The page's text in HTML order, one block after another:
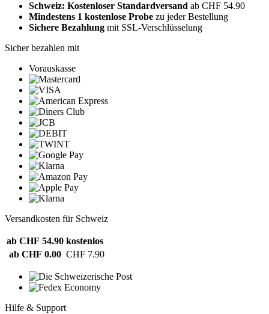
Schweiz: Kostenloser Standardversand ab CHF 54.90
Mindestens 1 kostenlose Probe zu jeder Bestellung
Sichere Bezahlung mit SSL-Verschlüsselung
Sicher bezahlen mit
Vorauskasse
Versandkosten für Schweiz
ab CHF 54.90 kostenlos
ab CHF 0.00 CHF 7.90
Hilfe & Support